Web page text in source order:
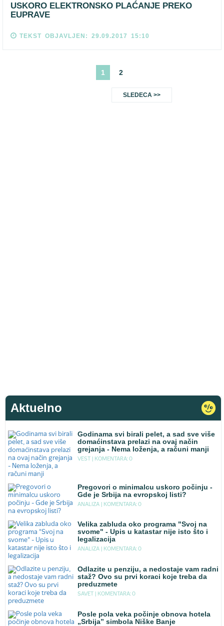
USKORO ELEKTRONSKO PLAĆANJE PREKO
EUPRAVE
TEKST OBJAVLJEN: 29.09.2017 15:10
1 2
SLEDECA >>
Aktuelno
Godinama svi birali pelet, a sad sve više
domaćinstava prelazi na ovaj način
grejanja - Nema loženja, a računi manji
VEST | KOMENTARA: 0
Pregovori o minimalcu uskoro počinju -
Gde je Srbija na evropskoj listi?
ANALIZA | KOMENTARA: 0
Velika zabluda oko programa "Svoj na
svome" - Upis u katastar nije isto što i
legalizacija
ANALIZA | KOMENTARA: 0
Odlazite u penziju, a nedostaje vam radni
staž? Ovo su prvi koraci koje treba da
preduzmete
SAVET | KOMENTARA: 0
Posle pola veka počinje obnova hotela
„Srbija” simbola Niške Banje